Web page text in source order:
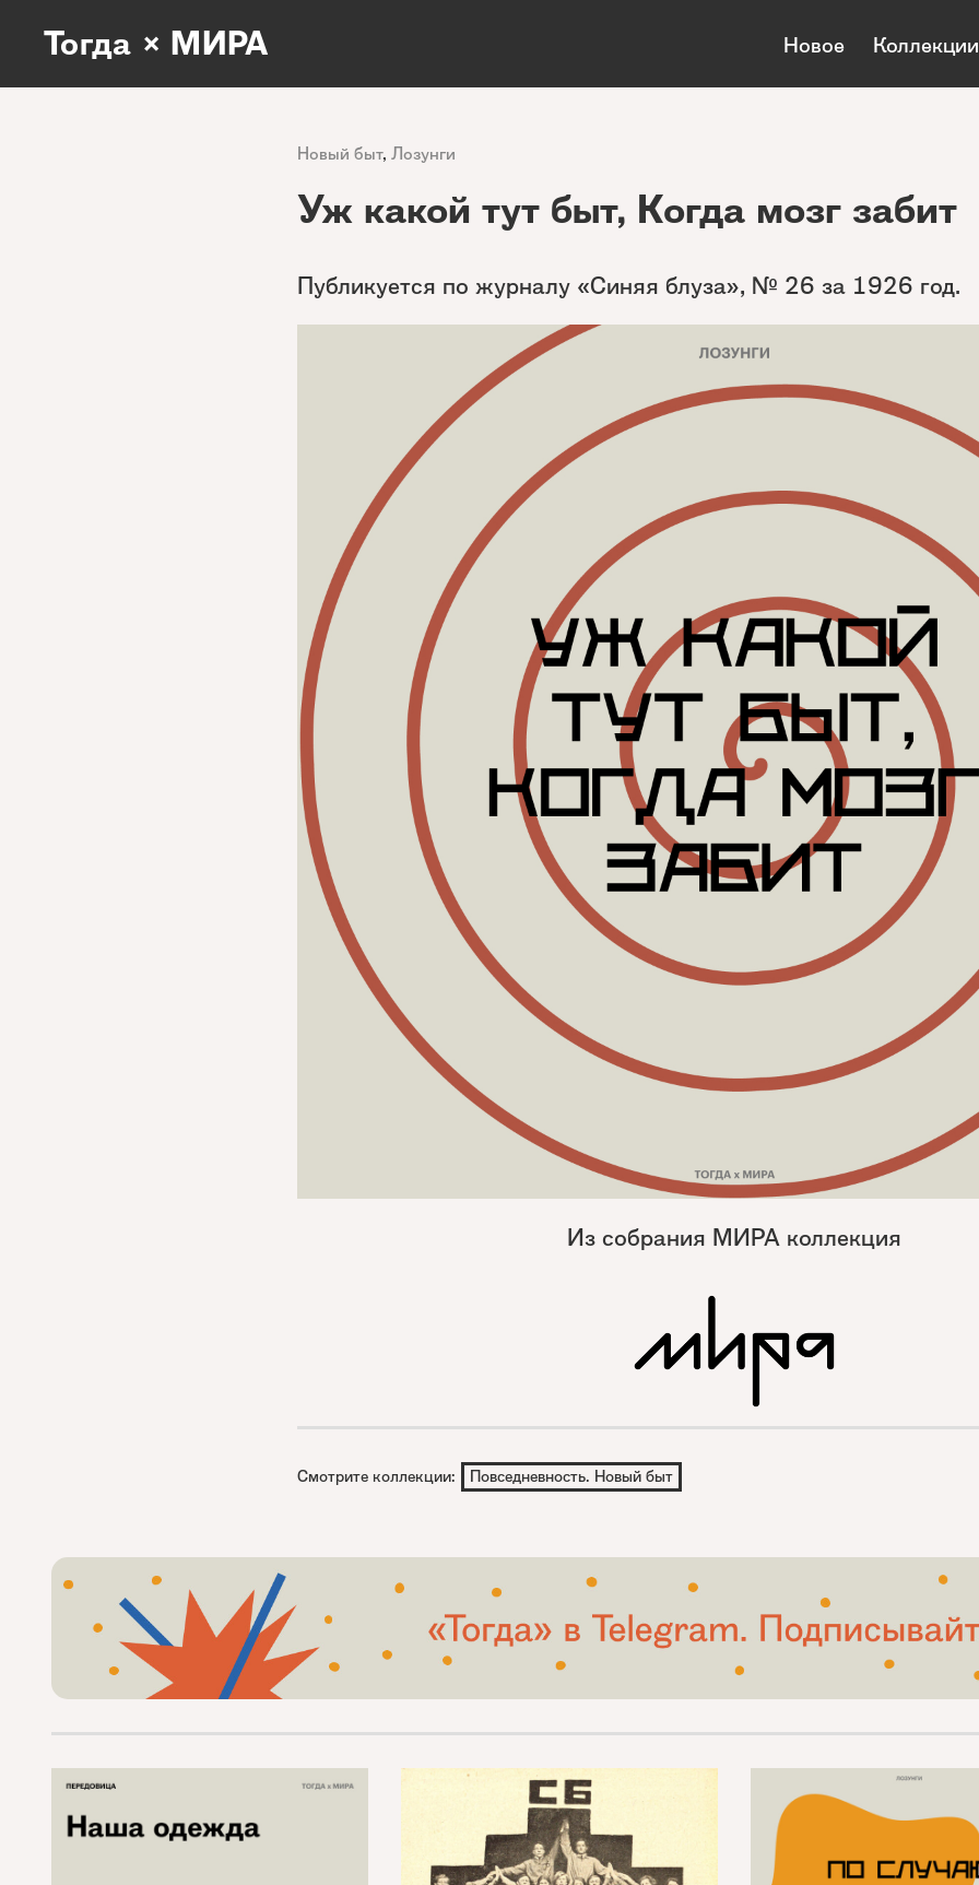
Тогда × МИРА Новое Коллекции
Новый быт, Лозунги
Уж какой тут быт, Когда мозг забит
Публикуется по журналу «Синяя блуза», № 26 за 1926 год.
Из собрания МИРА коллекция
Смотрите коллекции: Повседневность. Новый быт